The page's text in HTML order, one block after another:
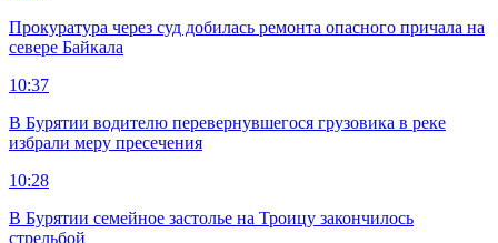
Прокуратура через суд добилась ремонта опасного причала на
севере Байкала
10:37
В Бурятии водителю перевернувшегося грузовика в реке
избрали меру пресечения
10:28
В Бурятии семейное застолье на Троицу закончилось
стрельбой